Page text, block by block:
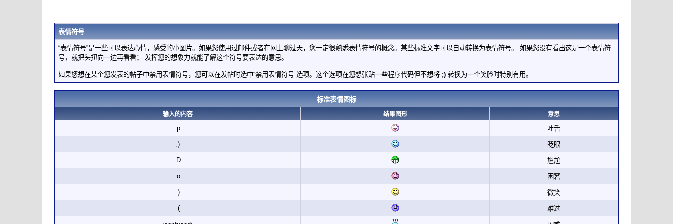
表情符号
“表情符号”是一些可以表达心情，感受的小图片。如果您使用过邮件或者在网上聊过天，您一定很熟悉表情符号的概念。某些标准文字可以自动转换为表情符号。 如果您没有看出这是一个表情符
号，就把头扭向一边再看看； 发挥您的想象力就能了解这个符号要表达的意思。
如果您想在某个您发表的帖子中禁用表情符号，您可以在发帖时选中“禁用表情符号”选项。这个选项在您想张贴一些程序代码但不想将 ;)转换为一个笑脸时特别有用。
标准表情图标
输入的内容 结果图形 意思
:p 吐舌
;) 眨眼
:D 尴尬
:o 困窘
:) 微笑
:( 难过